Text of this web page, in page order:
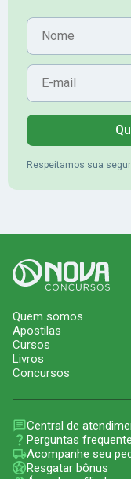
Nome
E-mail
Respeitamos sua
Quem somos
Apostilas
Cursos
Livros
Concursos
Central de
Perguntas
Acompanhe seu
Resgatar bônus